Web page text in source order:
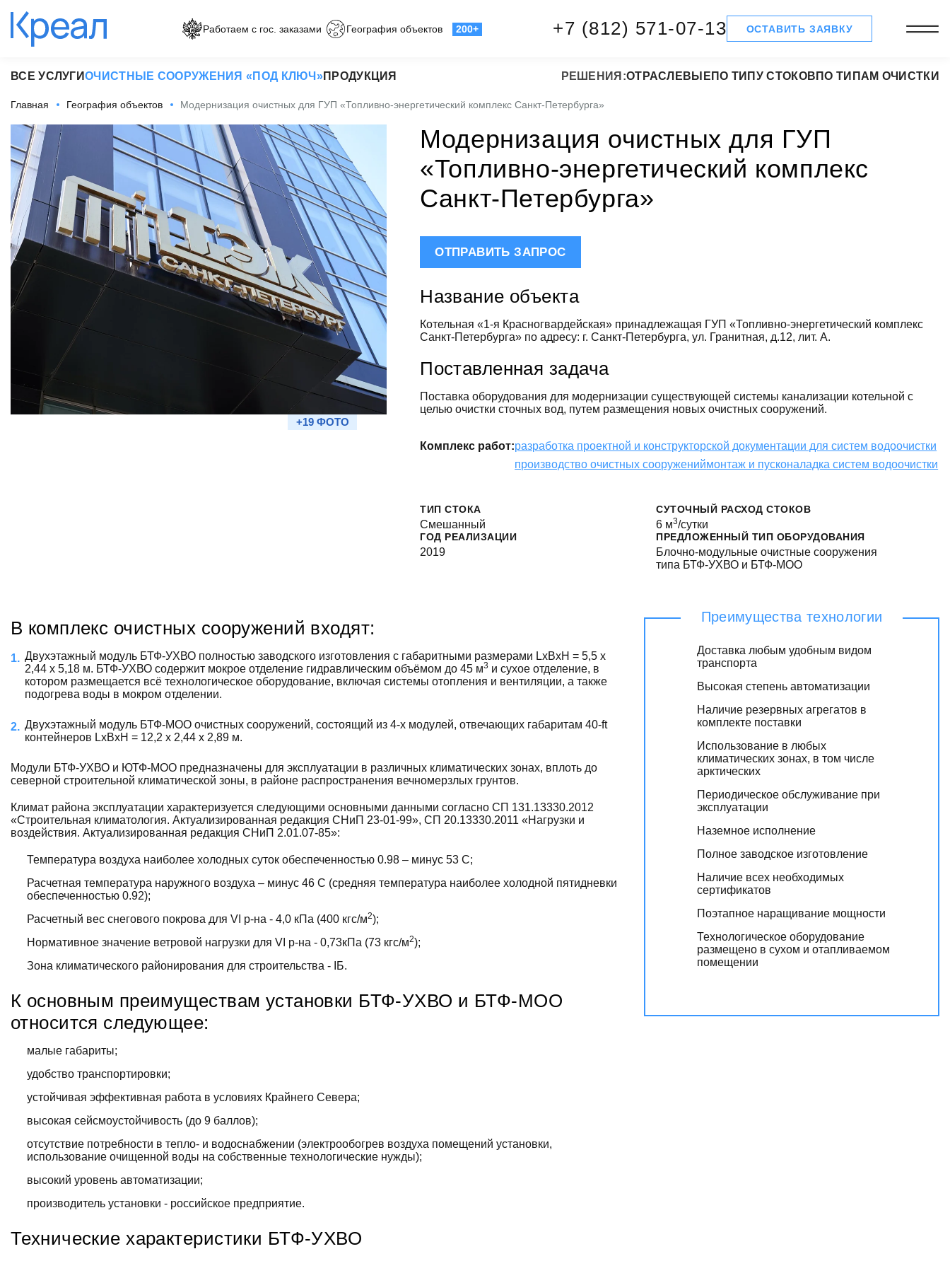
Работаем с гос. заказами География объектов 200+ +7 (812) 571-07-13 ОСТАВИТЬ ЗАЯВКУ
ВСЕ УСЛУГИОЧИСТНЫЕ СООРУЖЕНИЯ «ПОД КЛЮЧ»ПРОДУКЦИЯ РЕШЕНИЯ:ОТРАСЛЕВЫЕ ПО ТИПУ СТОКОВ ПО ТИПАМ ОЧИСТКИ
Главная География объектов Модернизация очистных для ГУП «Топливно-энергетический комплекс Санкт-Петербурга»
Модернизация очистных для ГУП
«Топливно-энергетический комплекс
Санкт-Петербурга»
+19 ФОТО
ОТПРАВИТЬ ЗАПРОС
Название объекта
Котельная «1-я Красногвардейская» принадлежащая ГУП «Топливно-энергетический комплекс
Санкт-Петербурга» по адресу: г. Санкт-Петербурга, ул. Гранитная, д.12, лит. А.
Поставленная задача
Поставка оборудования для модернизации существующей системы канализации котельной с
целью очистки сточных вод, путем размещения новых очистных сооружений.
Комплекс работ:разработка проектной и конструкторской документации для систем водоочистки
производство очистных сооружениймонтаж и пусконаладка систем водоочистки
ТИП СТОКА
Смешанный
СУТОЧНЫЙ РАСХОД СТОКОВ
6 м3/сутки
ГОД РЕАЛИЗАЦИИ
2019
ПРЕДЛОЖЕННЫЙ ТИП ОБОРУДОВАНИЯ
Блочно-модульные очистные сооружения
типа БТФ-УХВО и БТФ-МОО
В комплекс очистных сооружений входят:
Двухэтажный модуль БТФ-УХВО полностью заводского изготовления с габаритными размерами LxBxH = 5,5 х
2,44 х 5,18 м. БТФ-УХВО содержит мокрое отделение гидравлическим объёмом до 45 м3 и сухое отделение, в
котором размещается всё технологическое оборудование, включая системы отопления и вентиляции, а также
подогрева воды в мокром отделении.
Двухэтажный модуль БТФ-МОО очистных сооружений, состоящий из 4-х модулей, отвечающих габаритам 40-ft
контейнеров LxBxH = 12,2 х 2,44 х 2,89 м.
Модули БТФ-УХВО и ЮТФ-МОО предназначены для эксплуатации в различных климатических зонах, вплоть до
северной строительной климатической зоны, в районе распространения вечномерзлых грунтов.
Климат района эксплуатации характеризуется следующими основными данными согласно СП 131.13330.2012
«Строительная климатология. Актуализированная редакция СНиП 23-01-99», СП 20.13330.2011 «Нагрузки и
воздействия. Актуализированная редакция СНиП 2.01.07-85»:
Температура воздуха наиболее холодных суток обеспеченностью 0.98 – минус 53 С;
Расчетная температура наружного воздуха – минус 46 С (средняя температура наиболее холодной пятидневки
обеспеченностью 0.92);
Расчетный вес снегового покрова для VI р-на - 4,0 кПа (400 кгc/м2);
Нормативное значение ветровой нагрузки для VI р-на - 0,73кПа (73 кгc/м2);
Зона климатического районирования для строительства - IБ.
К основным преимуществам установки БТФ-УХВО и БТФ-МОО
относится следующее:
малые габариты;
удобство транспортировки;
устойчивая эффективная работа в условиях Крайнего Севера;
высокая сейсмоустойчивость (до 9 баллов);
отсутствие потребности в тепло- и водоснабжении (электрообогрев воздуха помещений установки,
использование очищенной воды на собственные технологические нужды);
высокий уровень автоматизации;
производитель установки - российское предприятие.
Технические характеристики БТФ-УХВО
Преимущества технологии
Доставка любым удобным видом
транспорта
Высокая степень автоматизации
Наличие резервных агрегатов в
комплекте поставки
Использование в любых
климатических зонах, в том числе
арктических
Периодическое обслуживание при
эксплуатации
Наземное исполнение
Полное заводское изготовление
Наличие всех необходимых
сертификатов
Поэтапное наращивание мощности
Технологическое оборудование
размещено в сухом и отапливаемом
помещении